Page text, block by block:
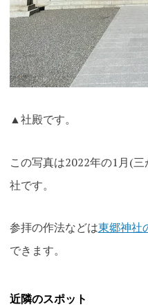
▲社殿です。
この写真は2022年の1月(
社です。
参拝の作法などは東郷神社
できます。
近隣のスポット